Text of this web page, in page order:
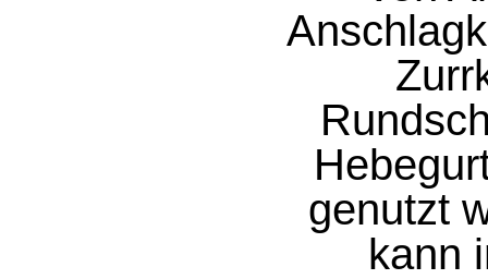
genutzt
kann